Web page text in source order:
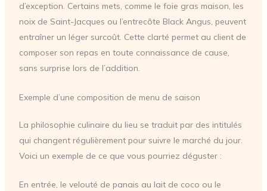
d’exception. Certains mets, comme le foie gras maison, les
noix de Saint-Jacques ou l’entrecôte Black Angus, peuvent
entraîner un léger surcoût. Cette clarté permet au client de
composer son repas en toute connaissance de cause,
sans surprise lors de l’addition.
Exemple d’une composition de menu de saison
La philosophie culinaire du lieu se traduit par des intitulés
qui changent régulièrement pour suivre le marché du jour.
Voici un exemple de ce que vous pourriez déguster :
En entrée, le velouté de panais au lait de coco ou le